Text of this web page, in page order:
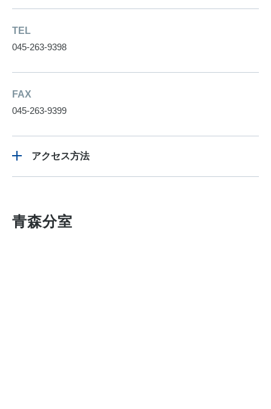
TEL
045-263-9398
FAX
045-263-9399
アクセス方法
青森分室